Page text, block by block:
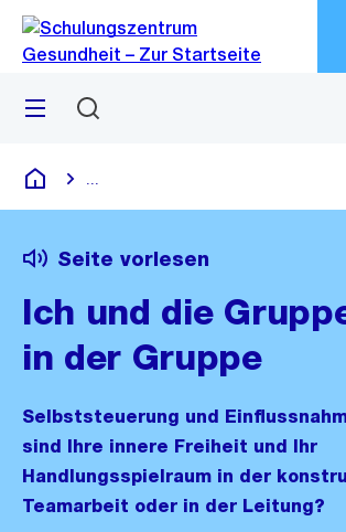
Navigation
Sprunglink
Menü
Schulungszentrum Gesundheit
Seite vorlesen
Ich und die
in der Gruppe
Selbststeuerung und
sind Ihre innere Freiheit und Ihr
Handlungsspielraum in der
Teamarbeit oder in der Leitung?